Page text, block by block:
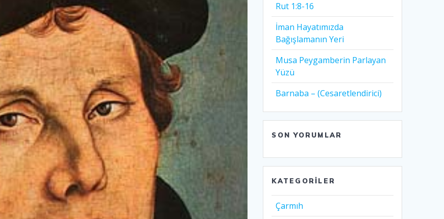
Rut 1:8-16
İman Hayatımızda
Bağışlamanın Yeri
Musa Peygamberin Parlayan
Yüzü
Barnaba – (Cesaretlendirici)
SON YORUMLAR
KATEGORILER
Çarmıh​